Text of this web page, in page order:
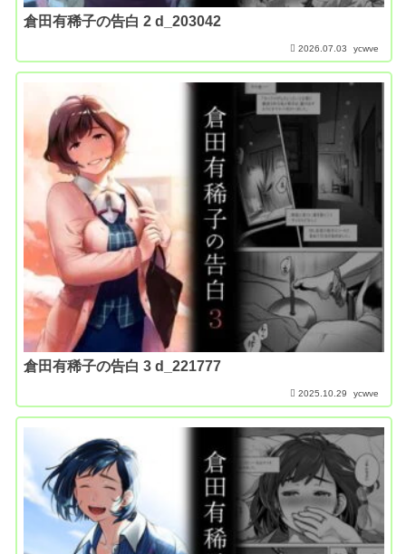
倉田有稀子の告白 2 d_203042
2026.07.03 ycwve
倉田有稀子の告白 3 d_221777
2025.10.29 ycwve